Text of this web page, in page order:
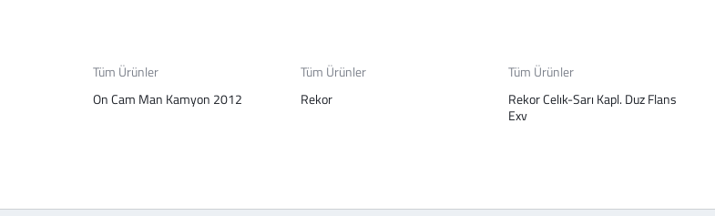
Tüm Ürünler
On Cam Man Kamyon 2012
Tüm Ürünler
Rekor
Tüm Ürünler
Rekor Celık-Sarı Kapl. Duz Flans
Exv